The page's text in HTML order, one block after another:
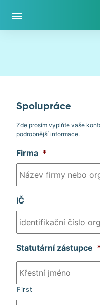
VÝZKUM A VÝVOJ
INFORMACE O ZPRACOVÁNÍ
ČLÁNKY
PŘÍPADOVÉ STUDIE
Spolupráce
Zde prosím vyplňte vaše
podrobnější informace.
Firma *
IČ
Statutární zástupce
First